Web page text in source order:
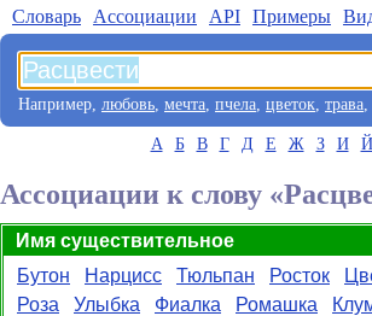
Словарь Aссоциации API Примеры
Например, любовь, мечта, пчела, цветок, трава,
А Б В Г Д Е Ж З И Й
Ассоциации к слову
Имя существительное
Бутон
Нарцисс Тюльпан Росток
Роза
Улыбка Фиалка Ромашка